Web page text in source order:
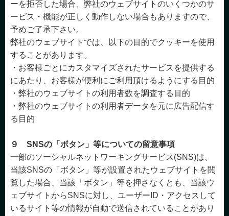
ーを拒否した場合、弊社のウェブサイトのいくつかのサ
ービス・機能が正しく動作しない場合もありますので、
予めご了承下さい。
弊社のウェブサイトでは、以下の目的でクッキーを使用
することがあります。
・お客様ごとにカスタマイズされたサービスを提供する
にあたり、お客様が便利にご利用頂けるようにする目的
・弊社のウェブサイトの利用者数を調査する目的
・弊社のウェブサイトの利用者データを元に広告配信す
る目的
９ SNSの「ボタン」等についての留意事項
一部のソーシャルネットワーキングサービス(SNS)は、
当該SNSの「ボタン」等が設置されたウェブサイトを閲
覧した場合、当該「ボタン」等を押さなくとも、当該ウ
ェブサイトからSNSに対し、ユーザーID・アクセスして
いるサイト等の情報が自動で送信されていることがあり